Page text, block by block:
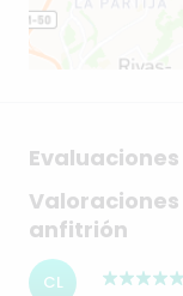
anfitrión
CL